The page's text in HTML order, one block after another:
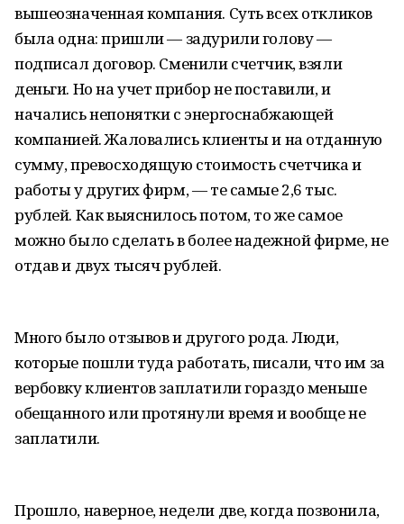
вышеозначенная компания. Суть всех откликов
была одна: пришли — задурили голову —
подписал договор. Сменили счетчик, взяли
деньги. Но на учет прибор не поставили, и
начались непонятки с энергоснабжающей
компанией. Жаловались клиенты и на отданную
сумму, превосходящую стоимость счетчика и
работы у других фирм, — те самые 2,6 тыс.
рублей. Как выяснилось потом, то же самое
можно было сделать в более надежной фирме, не
отдав и двух тысяч рублей.
Много было отзывов и другого рода. Люди,
которые пошли туда работать, писали, что им за
вербовку клиентов заплатили гораздо меньше
обещанного или протянули время и вообще не
заплатили.
Прошло, наверное, недели две, когда позвонила,